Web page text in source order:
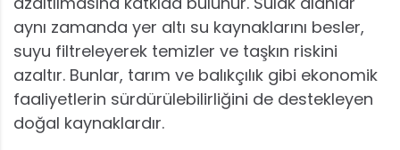
aynı zamanda yer altı su kaynaklarını besler,
suyu filtreleyerek temizler ve taşkın riskini
azaltır. Bunlar, tarım ve balıkçılık gibi ekonomik
faaliyetlerin sürdürülebilirliğini de destekleyen
doğal kaynaklardır.